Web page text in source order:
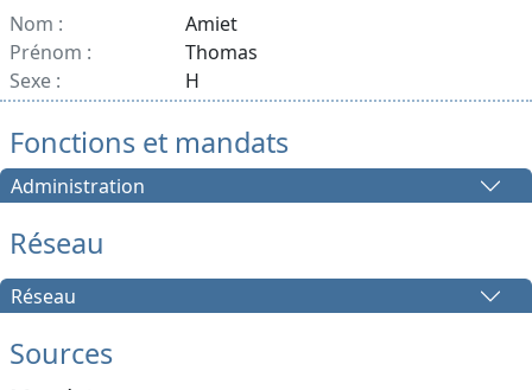
Nom :
Amiet
Prénom :
Thomas
Sexe :
H
Fonctions et mandats
Administration
Réseau
Réseau
Sources